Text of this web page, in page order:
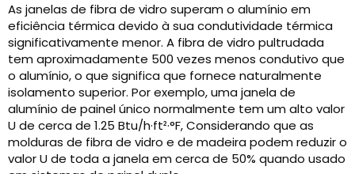
As janelas de fibra de vidro superam o alumínio em
eficiência térmica devido à sua condutividade térmica
significativamente menor. A fibra de vidro pultrudada
tem aproximadamente 500 vezes menos condutivo que
o alumínio, o que significa que fornece naturalmente
isolamento superior. Por exemplo, uma janela de
alumínio de painel único normalmente tem um alto valor
U de cerca de 1.25 Btu/h·ft²·°F, Considerando que as
molduras de fibra de vidro e de madeira podem reduzir o
valor U de toda a janela em cerca de 50% quando usado